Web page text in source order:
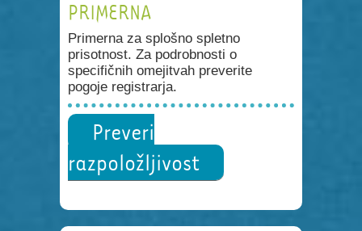
PRIMERNA
Primerna za splošno spletno
prisotnost. Za podrobnosti o
specifičnih omejitvah preverite
pogoje registrarja.
Preveri
razpoložljivost